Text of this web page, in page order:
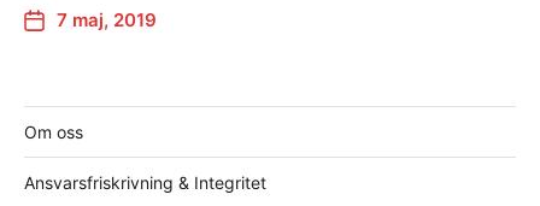
7 maj, 2019
Om oss
Ansvarsfriskrivning & Integritet